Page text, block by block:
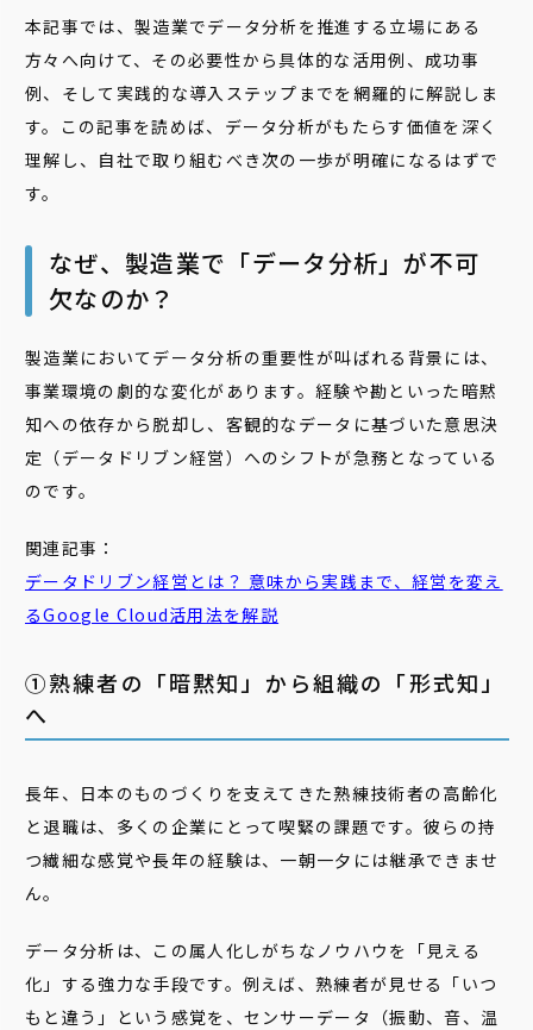
本記事では、製造業でデータ分析を推進する立場にある
方々へ向けて、その必要性から具体的な活用例、成功事
例、そして実践的な導入ステップまでを網羅的に解説しま
す。この記事を読めば、データ分析がもたらす価値を深く
理解し、自社で取り組むべき次の一歩が明確になるはずで
す。
なぜ、製造業で「データ分析」が不可
欠なのか？
製造業においてデータ分析の重要性が叫ばれる背景には、
事業環境の劇的な変化があります。経験や勘といった暗黙
知への依存から脱却し、客観的なデータに基づいた意思決
定（データドリブン経営）へのシフトが急務となっている
のです。
関連記事：
データドリブン経営 とは？ 意味から実践まで、経営 を変え
るGoogle Cloud活用法を解説
①熟練者の「暗黙知」から組織の「形式知」
へ
長年、日本のものづくりを支えてきた熟練技術者の高齢化
と退職は、多くの企業にとって喫緊の課題です。彼らの持
つ繊細な感覚や長年の経験は、一朝一夕には継承できませ
ん。
データ分析は、この属人化しがちなノウハウを「見える
化」する強力な手段です。例えば、熟練者が見せる「いつ
もと違う」という感覚を、センサーデータ（振動、音、温